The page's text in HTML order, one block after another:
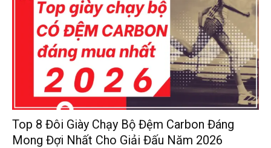
Top 8 Đôi Giày Chạy Bộ Đệm Carbon Đáng
Mong Đợi Nhất Cho Giải Đấu Năm 2026